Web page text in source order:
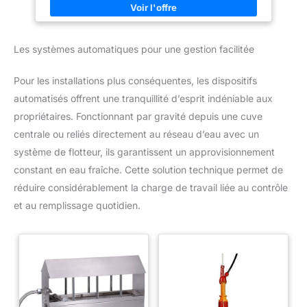
Étant donné que les poules boivent entre 0,3 et 0,4 litre par
jour, l'abreuvoir à siphon peut approvisionner vos volailles de
Les systèmes automatiques pour une gestion facilitée
Pour les installations plus conséquentes, les dispositifs
automatisés offrent une tranquillité d’esprit indéniable aux
propriétaires. Fonctionnant par gravité depuis une cuve
centrale ou reliés directement au réseau d’eau avec un
système de flotteur, ils garantissent un approvisionnement
constant en eau fraîche. Cette solution technique permet de
réduire considérablement la charge de travail liée au contrôle
et au remplissage quotidien.